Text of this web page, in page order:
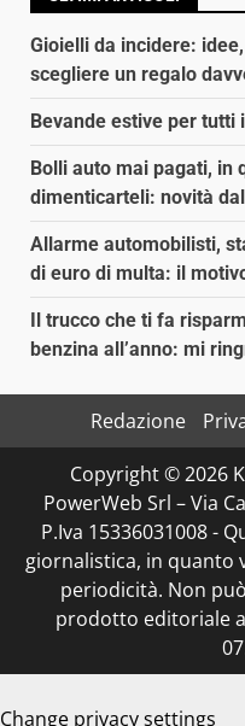
Gioielli da incidere:
scegliere un regalo
Bevande estive per tutti
Bolli auto mai pagati, in
dimenticarteli: novità
Allarme automobilisti,
di euro di multa: il
Il trucco che ti fa
benzina all’anno: mi
Redazione
Copyright © 2026
PowerWeb Srl – Via
P.Iva 15336031008 -
giornalistica, in quanto
periodicità. Non
prodotto editoriale
Change privacy settings